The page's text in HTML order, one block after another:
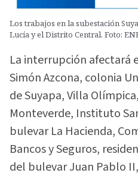
Los trabajos en la subestación
Lucía y el Distrito Central. Foto:
La interrupción afectará
Simón Azcona, colonia
de Suyapa, Villa
Monteverde, Instituto
bulevar La Hacienda,
Bancos y Seguros,
del bulevar Juan Pablo